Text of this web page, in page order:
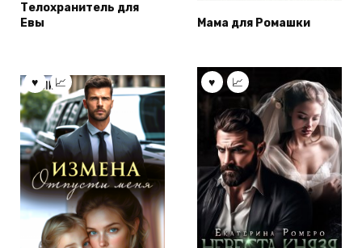
Телохранитель для
Евы
Мама для Ромашки